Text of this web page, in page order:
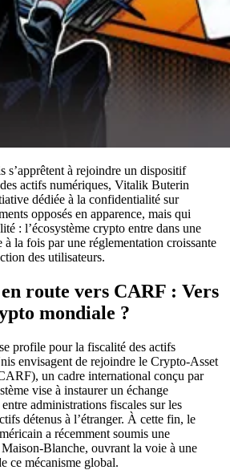
s’apprêtent à rejoindre un dispositif
actifs numériques, Vitalik Buterin
dédiée à la confidentialité sur
opposés en apparence, mais qui
: l’écosystème crypto entre dans une
à la fois par une réglementation croissante
des utilisateurs.
route vers CARF : Vers
mondiale ?
profile pour la fiscalité des actifs
envisagent de rejoindre le Crypto-Asset
un cadre international conçu par
vise à instaurer un échange
administrations fiscales sur les
détenus à l’étranger. À cette fin, le
a récemment soumis une
Blanche, ouvrant la voie à une
ce mécanisme global.